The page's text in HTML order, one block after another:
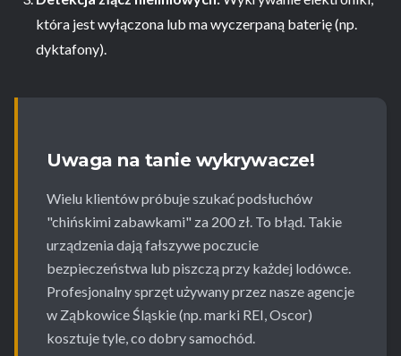
która jest wyłączona lub ma wyczerpaną baterię (np.
dyktafony).
Uwaga na tanie wykrywacze!
Wielu klientów próbuje szukać podsłuchów
"chińskimi zabawkami" za 200 zł. To błąd. Takie
urządzenia dają fałszywe poczucie
bezpieczeństwa lub piszczą przy każdej lodówce.
Profesjonalny sprzęt używany przez nasze agencje
w Ząbkowice Śląskie (np. marki REI, Oscor)
kosztuje tyle, co dobry samochód.